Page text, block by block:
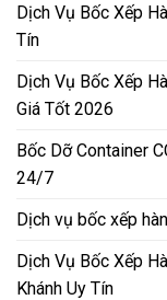
Dịch Vụ Bốc Xếp
Tín
Dịch Vụ Bốc Xếp
Giá Tốt 2026
Bốc Dỡ Container
24/7
Dịch vụ bốc xếp
Dịch Vụ Bốc Xếp
Khánh Uy Tín